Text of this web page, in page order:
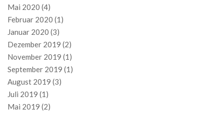
Mai 2020 (4)
Februar 2020 (1)
Januar 2020 (3)
Dezember 2019 (2)
November 2019 (1)
September 2019 (1)
August 2019 (3)
Juli 2019 (1)
Mai 2019 (2)